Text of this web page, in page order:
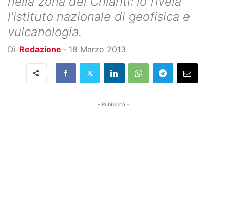
l'istituto nazionale di geofisica e
vulcanologia.
Di Redazione - 18 Marzo 2013
- Pubblicità -